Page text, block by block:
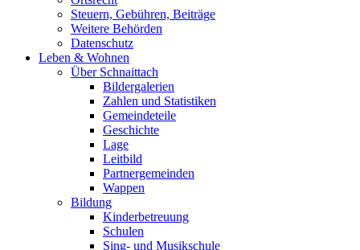
Steuern, Gebühren, Beiträge
Weitere Behörden
Datenschutz
Leben & Wohnen
Über Schnaittach
Bildergalerien
Zahlen und Statistiken
Gemeindeteile
Geschichte
Lage
Leitbild
Partnergemeinden
Wappen
Bildung
Kinderbetreuung
Schulen
Sing- und Musikschule